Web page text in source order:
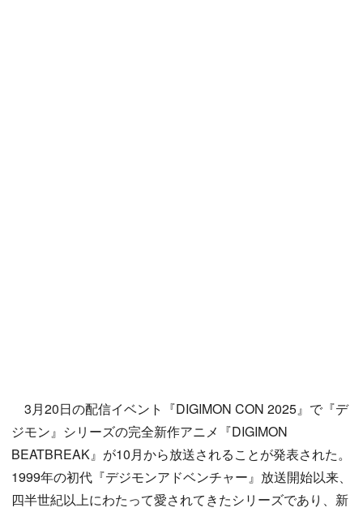
3月20日の配信イベント『DIGIMON CON 2025』で『デ
ジモン』シリーズの完全新作アニメ『DIGIMON
BEATBREAK』が10月から放送されることが発表された。
1999年の初代『デジモンアドベンチャー』放送開始以来、
四半世紀以上にわたって愛されてきたシリーズであり、新